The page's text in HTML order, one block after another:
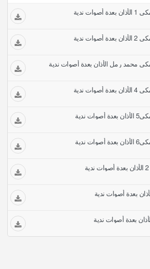
ندية
ندية
محمد رمل الأذان بعدة أصوات ندية
ندية
ندية
ندية
بعدة أصوات ندية
بعدة أصوات ندية